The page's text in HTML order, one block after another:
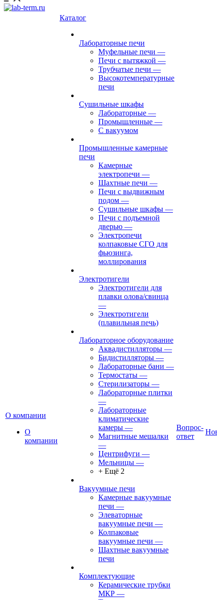
О компании
О
компании
Каталог
Лабораторные печи
Муфельные печи —
Печи с вытяжкой —
Трубчатые печи —
Высокотемпературные
печи
Сушильные шкафы
Лабораторные —
Промышленные —
С вакуумом
Промышленные камерные
печи
Камерные
электропечи —
Шахтные печи —
Печи с выдвижным
подом —
Сушильные шкафы —
Печи с подъемной
дверью —
Электропечи
колпаковые СГО для
фьюзинга,
моллирования
Электротигели
Электротигели для
плавки олова/свинца
—
Электротигели
(плавильная печь)
Лабораторное оборудование
Аквадистилляторы —
Бидистилляторы —
Лабораторные бани —
Термостаты —
Стерилизаторы —
Лабораторные плитки
—
Лабораторные
климатические
камеры —
Магнитные мешалки
—
Центрифуги —
Мельницы —
+ Ещё 2
Вакуумные печи
Камерные вакуумные
печи —
Элеваторные
вакуумные печи —
Колпаковые
вакуумные печи —
Шахтные вакуумные
печи
Комплектующие
Керамические трубки
МКР —
Вопрос-
ответ